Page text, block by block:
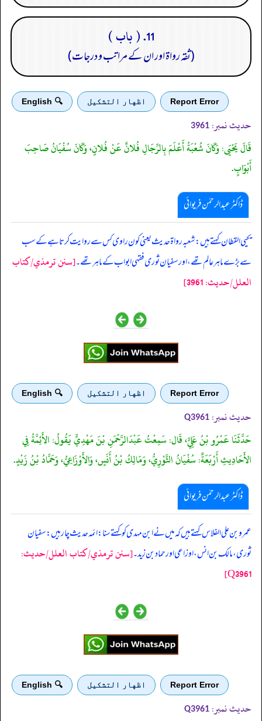
11. ( باب )
(ثقہ رواۃ اور ان کے مراتب و درجات)
Report Error اظهار التشكيل 🔍 English
حدیث نمبر: 3961
قَالَ يَحْيَى: وَكَانَ شُعْبَةُ أَعْلَمَ بِالرِّجَالِ فُلانٌ عَنْ فُلانٍ، وَكَانَ سُفْيَانُ صَاحِبَ
أَبْوَابٍ.
ڈاکٹر عبدالرحمٰن فریوائی
‏‏‏‏ یحیی القطان کہتے ہیں: شعبہ رواۃ حدیث یعنی کون راوی کس سے روایت کرتا ہے کے سب
سے بڑے ماہر عالم تھے، اور سفیان ثوری فقہی ابواب کے ماہر تھے۔[سنن ترمذي/کتاب
العلل/حدیث: 3961]
Report Error اظهار التشكيل 🔍 English
حدیث نمبر: Q3961
حَدَّثَنَا عَمْرُو بْنُ عَلِيٍّ، قَال: سَمِعْتُ عَبْدَالرَّحْمَنِ بْنَ مَهْدِيٍّ يَقُولُ: الأَئِمَّةُ فِي
الأَحَادِيثِ أَرْبَعَةٌ: سُفْيَانُ الثَّوْرِيُّ، وَمَالِكُ بْنُ أَنَسٍ، وَالأَوْزَاعِيُّ، وَحَمَّادُ بْنُ زَيْدٍ.
ڈاکٹر عبدالرحمٰن فریوائی
‏‏‏‏ عمرو بن علی الفلاس کہتے ہیں کہ میں نے ابن مہدی کو کہتے سنا: ائمہ حدیث چار ہیں: سفیان
ثوری، مالک بن انس، اوزاعی اور حماد بن زید۔[سنن ترمذي/کتاب العلل/حدیث:
Q3961]
Report Error اظهار التشكيل 🔍 English
حدیث نمبر: Q3961